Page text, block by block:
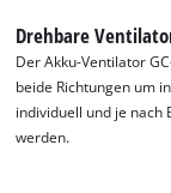
Drehbare
Der Akku-Ventilator
beide Richtungen um
individuell und je nach
werden.